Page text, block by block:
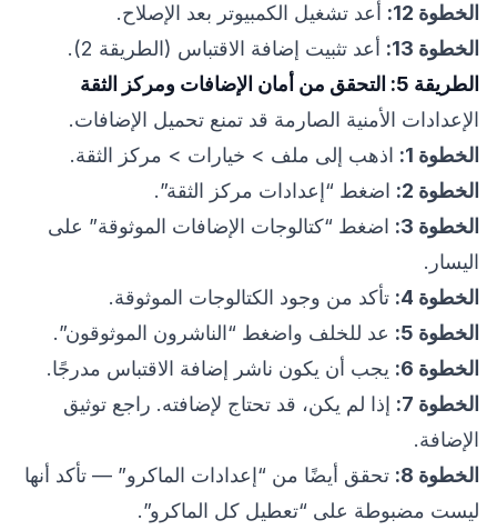
الخطوة 12:
أعد تشغيل الكمبيوتر بعد الإصلاح.
الخطوة 13:
أعد تثبيت إضافة الاقتباس (الطريقة 2).
الطريقة 5: التحقق من أمان الإضافات ومركز الثقة
الإعدادات الأمنية الصارمة قد تمنع تحميل الإضافات.
الخطوة 1:
اذهب إلى ملف > خيارات > مركز الثقة.
الخطوة 2:
اضغط “إعدادات مركز الثقة”.
الخطوة 3:
اضغط “كتالوجات الإضافات الموثوقة” على
اليسار.
الخطوة 4:
تأكد من وجود الكتالوجات الموثوقة.
الخطوة 5:
عد للخلف واضغط “الناشرون الموثوقون”.
الخطوة 6:
يجب أن يكون ناشر إضافة الاقتباس مدرجًا.
الخطوة 7:
إذا لم يكن، قد تحتاج لإضافته. راجع توثيق
الإضافة.
الخطوة 8:
تحقق أيضًا من “إعدادات الماكرو” — تأكد أنها
ليست مضبوطة على “تعطيل كل الماكرو”.